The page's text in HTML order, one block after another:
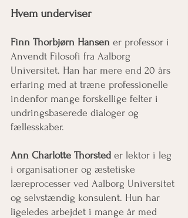
Hvem underviser
Finn Thorbjørn Hansen er professor i
Anvendt Filosofi fra Aalborg
Universitet. Han har mere end 20 års
erfaring med at træne professionelle
indenfor mange forskellige felter i
undringsbaserede dialoger og
fællesskaber.
Ann Charlotte Thorsted er lektor i leg
i organisationer og æstetiske
læreprocesser ved Aalborg Universitet
og selvstændig konsulent. Hun har
ligeledes arbejdet i mange år med